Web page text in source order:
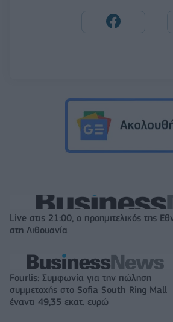
Live στις 21:00, ο προημιτελικός της
στη Λιθουανία
Fourlis: Συμφωνία για την πώληση
συμμετοχής στο Sofia South Ring Mall
έναντι 49,35 εκατ. ευρώ